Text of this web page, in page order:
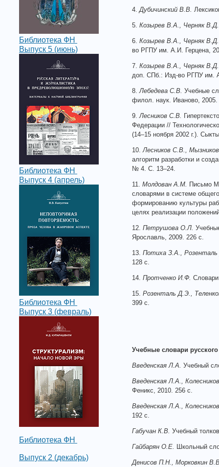
Библиотека ФН
Выпуск 5 (июнь)
Библиотека ФН
Выпуск 4 (апрель)
Библиотека ФН
Выпуск 3 (февраль)
Библиотека ФН
Выпуск 2 (декабрь)
4.Дубичинский В.В.
5. Козырев В.А., Черняк В.Д.
6. Козырев В.А., Черняк В.Д.
во РГПУ им. А.И. Герцена,
7. Козырев В.А., Черняк В.Д.
доп. СПб.: Изд-во РГПУ им.
8.Лебедева С.В. Учебные
филол. наук. Иваново, 2005.
9.Лесников С.В.
Федерации //
(14–15 ноября 2002 г.).
10.Лесников С.В.,
алгоритм разработки и
№ 4. С. 13–24.
11. Молдован А.М. Письмо
словарями в системе
формированию культуры
целях реализации
12. Петрушова О.Л.
Ярославль, 2009. 226 с.
13. Потиха З.А.,
128 с.
14. Протченко И.Ф.
15. Розенталь Д.Э.,
399 с.
Учебные словари
Введенская Л.А. Учебный
Введенская Л.А.,
Феникс, 2010. 256 с.
Введенская Л.А.,
192 с.
Габучан К.В. Учебный
Гайбарян О.Е. Школьный
Денисов П.Н., Морковкин